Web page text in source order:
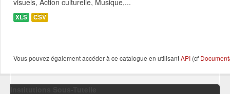
visuels, Action culturelle, Musique,...
XLS CSV
Vous pouvez également accéder à ce catalogue en utilisantAPI (cf